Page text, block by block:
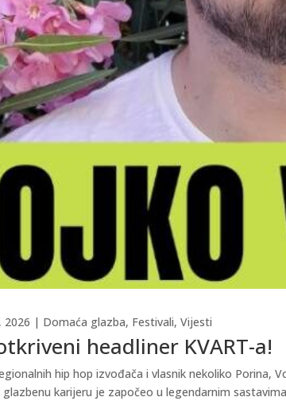
headliner KVART-a!
2026 | Domaća glazba, Festivali,Vijesti
hip hop izvođača i vlasnik nekoliko Porina,
karijeru je započeo u legendarnim